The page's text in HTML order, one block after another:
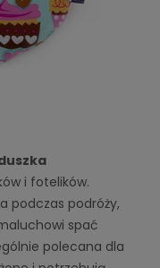
i fotelików.
podczas podróży,
spać
polecana dla